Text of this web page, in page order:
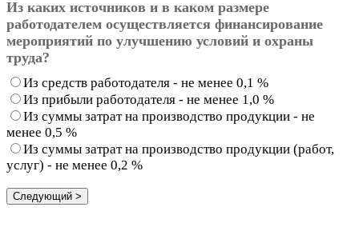
Из каких источников и в каком размере
работодателем осуществляется финансирование
мероприятий по улучшению условий и охраны
труда?
Из средств работодателя - не менее 0,1 %
Из прибыли работодателя - не менее 1,0 %
Из суммы затрат на производство продукции - не
менее 0,5 %
Из суммы затрат на производство продукции (работ,
услуг) - не менее 0,2 %